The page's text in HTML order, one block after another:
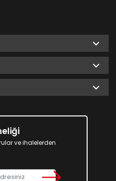
ve ihalelerden